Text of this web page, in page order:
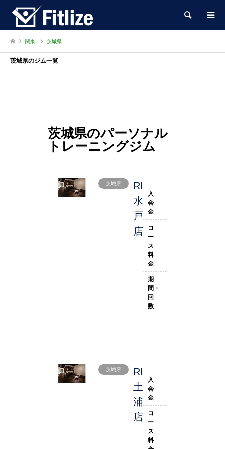
検索
関東 茨城県
茨城県のジム一覧
茨城県のパーソナル
トレーニングジム
茨城県
RIZAP
水
戸
店
入
会
金
コ
ー
ス
料
金
期
間・
回
数
茨城県
RIZAP
土
浦
店
入
会
金
コ
ー
ス
料